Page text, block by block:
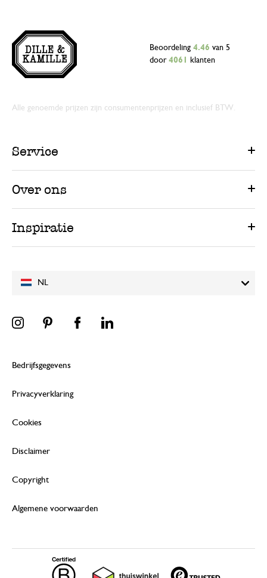
NL
Beoordeling 4.46 van 5
door 4061 klanten
Alle genoemde prijzen zijn consumentenprijzen en inclusief BTW.
Service
Over ons
Inspiratie
Bedrijfsgegevens
Privacyverklaring
Cookies
Disclaimer
Copyright
Algemene voorwaarden